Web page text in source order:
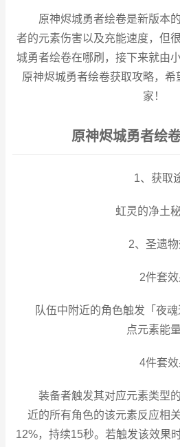
原神烬城勇者绘卷是新版本
者的元素伤害以及充能速度，但
城勇者绘卷在哪刷，接下来就由
原神烬城勇者绘卷获取攻略，
家！
原神烬城勇者绘
1、获取
虹灵的净土
2、圣遗
2件套
队伍中附近的角色触发「夜
点元素能量
4件套
装备者触发其对应元素类型
近的所有角色的该元素反应相
12%，持续15秒。若触发该效果